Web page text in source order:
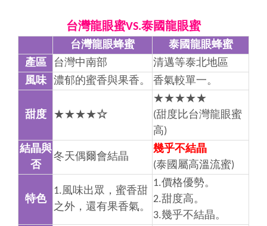
台灣龍眼蜜VS.泰國龍眼蜜
台灣龍眼蜂蜜
泰國龍眼蜂蜜
產區
台灣中南部
清邁等泰北地區
風味
濃郁的蜜香與果香。 香氣較單一。
甜度 ★★★★☆
★★★★★
(甜度比台灣龍眼蜜
高)
結晶與
否
冬天偶爾會結晶
幾乎不結晶
(泰國屬高溫流蜜)
特色
1.風味出眾，蜜香甜
之外，還有果香氣。
1.價格優勢。
2.甜度高。
3.幾乎不結晶。